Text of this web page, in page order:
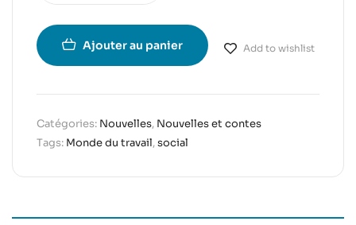
Ajouter au panier Add to wishlist
Catégories: Nouvelles, Nouvelles et contes
Tags: Monde du travail,social